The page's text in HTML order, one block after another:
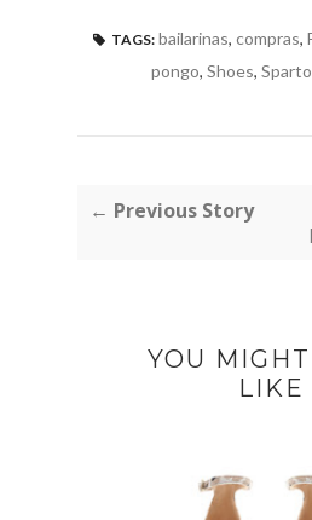
TAGS: bailarinas, compras,
pongo, Shoes,
← Previous Story
YOU
LIKE